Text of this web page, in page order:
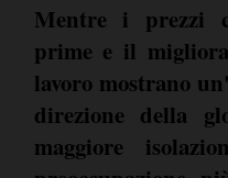
Mentre i prezzi
prime e il
lavoro mostrano
direzione della
maggiore